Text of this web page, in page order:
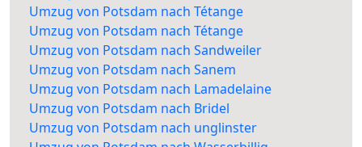
Umzug von Potsdam nach Tétange
Umzug von Potsdam nach Tétange
Umzug von Potsdam nach Sandweiler
Umzug von Potsdam nach Sanem
Umzug von Potsdam nach Lamadelaine
Umzug von Potsdam nach Bridel
Umzug von Potsdam nach unglinster